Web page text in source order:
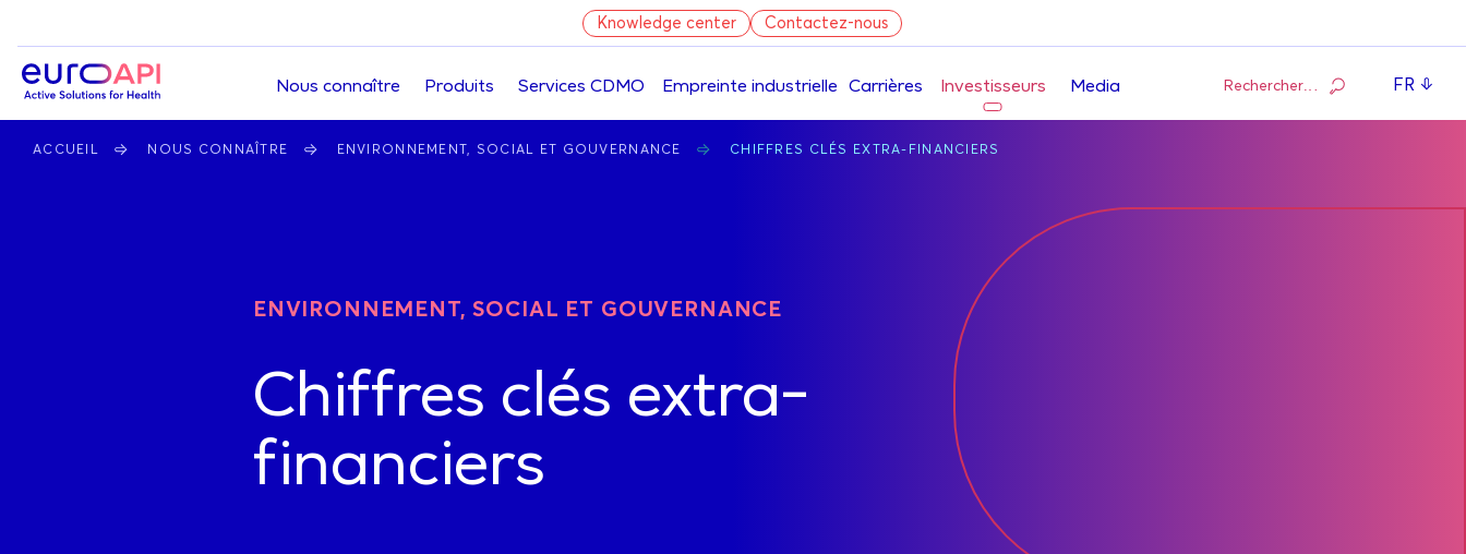
Top
navigation
Knowledge center Contactez-nous
Nous connaître Produits Services CDMO Empreinte industrielle Carrières Investisseurs Media Rechercher… FR
FIL
ACCUEIL NOUS CONNAÎTRE ENVIRONNEMENT, SOCIAL ET GOUVERNANCE CHIFFRES CLÉS EXTRA-FINANCIERS
ENVIRONNEMENT, SOCIAL ET GOUVERNANCE
Chiffres clés extra-
financiers